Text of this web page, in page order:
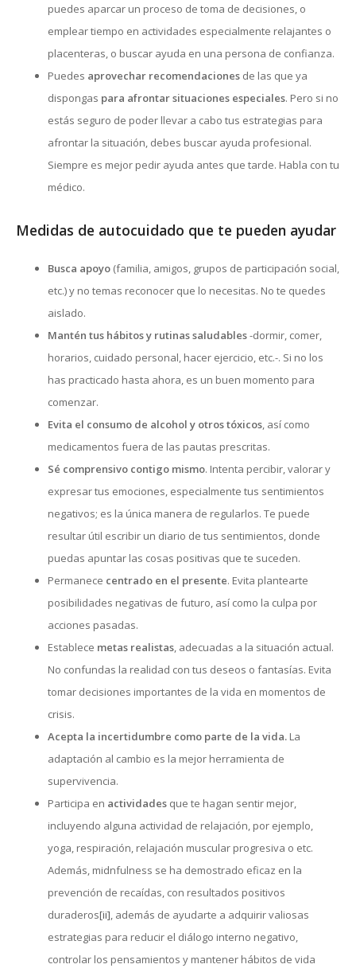
puedes aparcar un proceso de toma de decisiones, o
emplear tiempo en actividades especialmente relajantes o
placenteras, o buscar ayuda en una persona de confianza.
Puedes aprovechar recomendaciones de las que ya
dispongas para afrontar situaciones especiales. Pero si no
estás seguro de poder llevar a cabo tus estrategias para
afrontar la situación, debes buscar ayuda profesional.
Siempre es mejor pedir ayuda antes que tarde. Habla con tu
médico.
Medidas de autocuidado que te pueden ayudar
Busca apoyo (familia, amigos, grupos de participación social,
etc.) y no temas reconocer que lo necesitas. No te quedes
aislado.
Mantén tus hábitos y rutinas saludables-dormir, comer,
horarios, cuidado personal, hacer ejercicio, etc.-. Si no los
has practicado hasta ahora, es un buen momento para
comenzar.
Evita el consumo de alcohol y otros tóxicos, así como
medicamentos fuera de las pautas prescritas.
Sé comprensivo contigo mismo. Intenta percibir, valorar y
expresar tus emociones, especialmente tus sentimientos
negativos; es la única manera de regularlos. Te puede
resultar útil escribir un diario de tus sentimientos, donde
puedas apuntar las cosas positivas que te suceden.
Permanece centrado en el presente. Evita plantearte
posibilidades negativas de futuro, así como la culpa por
acciones pasadas.
Establece metas realistas, adecuadas a la situación actual.
No confundas la realidad con tus deseos o fantasías. Evita
tomar decisiones importantes de la vida en momentos de
crisis.
Acepta la incertidumbre como parte de la vida. La
adaptación al cambio es la mejor herramienta de
supervivencia.
Participa en actividades que te hagan sentir mejor,
incluyendo alguna actividad de relajación, por ejemplo,
yoga, respiración, relajación muscular progresiva o etc.
Además, midnfulness se ha demostrado eficaz en la
prevención de recaídas, con resultados positivos
duraderos[ii], además de ayudarte a adquirir valiosas
estrategias para reducir el diálogo interno negativo,
controlar los pensamientos y mantener hábitos de vida